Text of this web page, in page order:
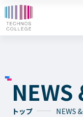
NEWS
トップ NEWS